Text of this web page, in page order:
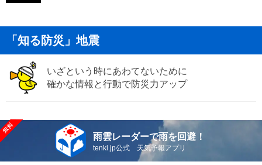
「知る防災」地震
いざという時にあわてないために
確かな情報と行動で防災力アップ
雨雲レーダーで雨を回避！
tenki.jp公式 天気予報アプリ